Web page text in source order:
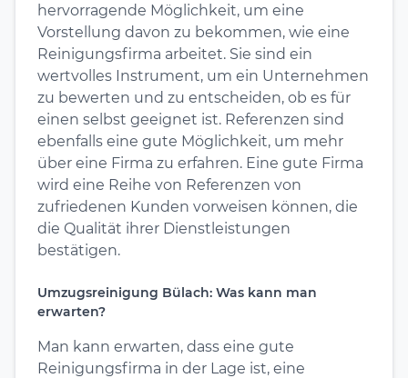
hervorragende Möglichkeit, um eine
Vorstellung davon zu bekommen, wie eine
Reinigungsfirma arbeitet. Sie sind ein
wertvolles Instrument, um ein Unternehmen
zu bewerten und zu entscheiden, ob es für
einen selbst geeignet ist. Referenzen sind
ebenfalls eine gute Möglichkeit, um mehr
über eine Firma zu erfahren. Eine gute Firma
wird eine Reihe von Referenzen von
zufriedenen Kunden vorweisen können, die
die Qualität ihrer Dienstleistungen
bestätigen.
Umzugsreinigung Bülach: Was kann man
erwarten?
Man kann erwarten, dass eine gute
Reinigungsfirma in der Lage ist, eine